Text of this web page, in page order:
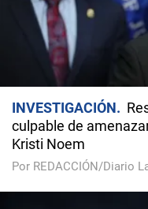
INVESTIGACIÓN
culpable de
Kristi Noem
Por REDACCIÓN/Diario